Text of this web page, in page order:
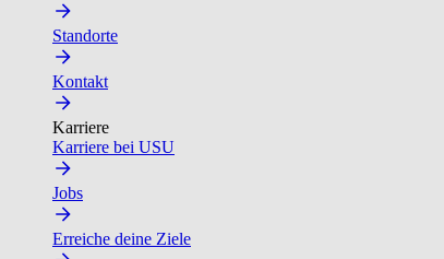
Standorte
Kontakt
Karriere
Karriere bei USU
Jobs
Erreiche deine Ziele